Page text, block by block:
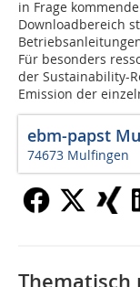
in Frage
Downloadbereich
Für besonders
der Sustainability-
Emission der
ebm-papst
74673 Mulfingen
Thematisch